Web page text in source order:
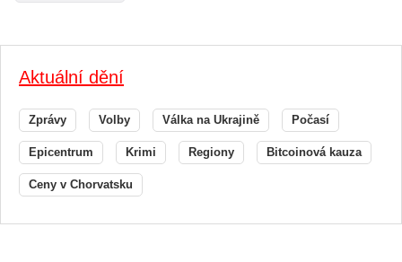
Aktuální dění
Zprávy Volby Válka na Ukrajině Počasí
Epicentrum Krimi Regiony Bitcoinová kauza
Ceny v Chorvatsku